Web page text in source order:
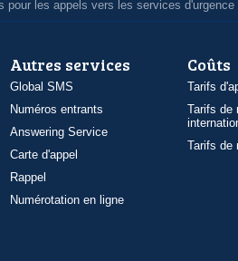
pour les appels vers les services d'urgence
Autres services
Global SMS
Numéros entrants
Answering Service
Carte d'appel
Rappel
Numérotation en ligne
Coûts
Tarifs
Tarifs de
Tarifs de